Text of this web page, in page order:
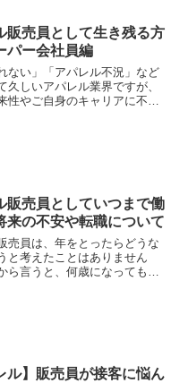
販売員として生き残る方
パー会社員編
ない」「アパレル不況」など
久しいアパレル業界ですが、
性やご自身のキャリアに不安
販売員としていつまで働
来の不安や転職について
売員は、年をとったらどうな
と考えたことはありません
ら言うと、何歳になっても販
ル】販売員が接客に悩ん